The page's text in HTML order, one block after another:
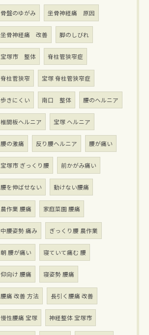
骨盤のゆがみ 坐骨神経痛 原因
坐骨神経痛 改善 脚のしびれ
宝塚市 整体 脊柱管狭窄症
脊柱菅狭窄 宝塚 脊柱管狭窄症
歩きにくい 南口 整体 腰のヘルニア
椎間板ヘルニア 宝塚 ヘルニア
腰の激痛 反り腰ヘルニア 腰が痛い
宝塚市 ぎっくり腰 前かがみ痛い
腰を伸ばせない 動けない腰痛
農作業 腰痛 家庭菜園 腰痛
中腰姿勢 痛み ぎっくり腰 農作業
朝 腰が痛い 寝ていて痛む 腰
仰向け 腰痛 寝姿勢 腰痛
腰痛 改善 方法 長引く腰痛 改善
慢性腰痛 宝塚 神経整体 宝塚市